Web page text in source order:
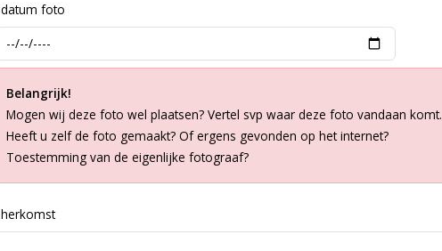
datum foto
Belangrijk!
Mogen wij deze foto wel plaatsen? Vertel svp waar deze foto vandaan komt.
Heeft u zelf de foto gemaakt? Of ergens gevonden op het internet?
Toestemming van de eigenlijke fotograaf?
herkomst